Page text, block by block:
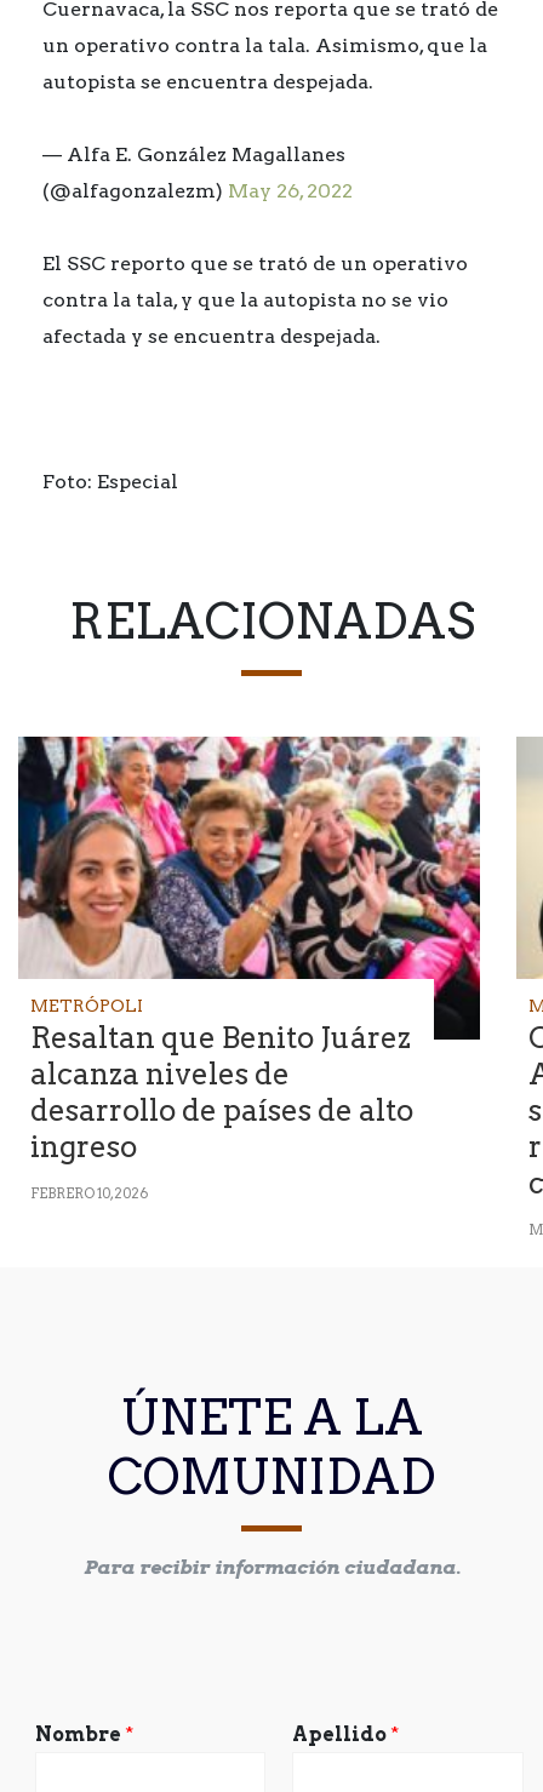
Cuernavaca, la SSC nos reporta que se trató de
un operativo contra la tala. Asimismo, que la
autopista se encuentra despejada.
— Alfa E. González Magallanes
(@alfagonzalezm) May 26, 2022
El SSC reporto que se trató de un operativo
contra la tala, y que la autopista no se vio
afectada y se encuentra despejada.
Foto: Especial
RELACIONADAS
METRÓPOLI
Resaltan que Benito Juárez
alcanza niveles de
desarrollo de países de alto
ingreso
FEBRERO 10, 2026
ÚNETE A LA
COMUNIDAD
Para recibir información ciudadana.
Nombre * Apellido *